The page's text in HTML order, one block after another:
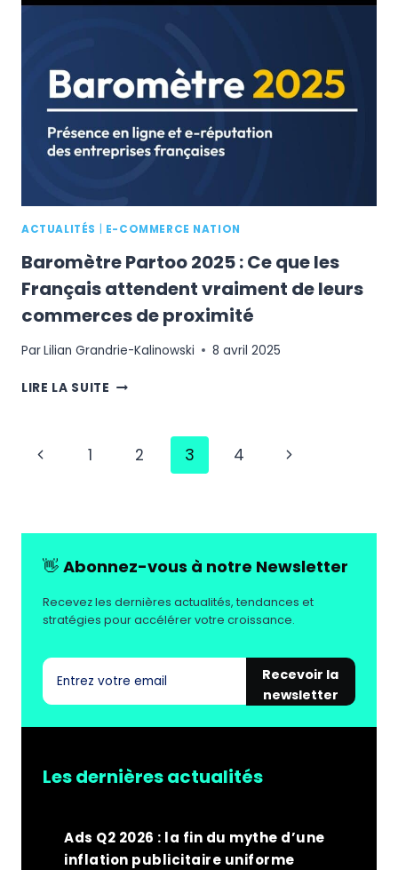
CONSOMMATEURS
REDESSINENT
LE
FUTUR
DU
RETAIL
ACTUALITÉS E-COMMERCE NATION
Baromètre Partoo 2025 : Ce que les
Français attendent vraiment de leurs
commerces de proximité
ParLilian Grandrie-Kalinowski 8 avril 2025
LIRE LA SUITE BAROMÈTRE
ATTENDENT
DE
COMMERCES
DE
Navigation
Page
1 2 3 4
Page
👋 Abonnez-vous à notre Newsletter
Recevez les dernières actualités, tendances et
stratégies pour accélérer votre croissance.
Recevoir la
newsletter
Les dernières actualités
Ads Q2 2026 : la fin du mythe d’une
inflation publicitaire uniforme